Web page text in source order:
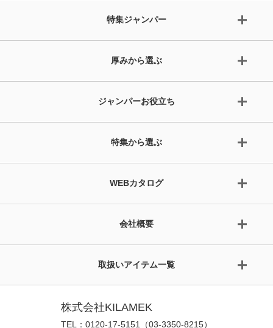
特集ジャンパー
厚みから選ぶ
ジャンパーお役立ち
特集から選ぶ
WEBカタログ
会社概要
取扱いアイテム一覧
株式会社KILAMEK
TEL：0120-17-5151（03-3350-8215）